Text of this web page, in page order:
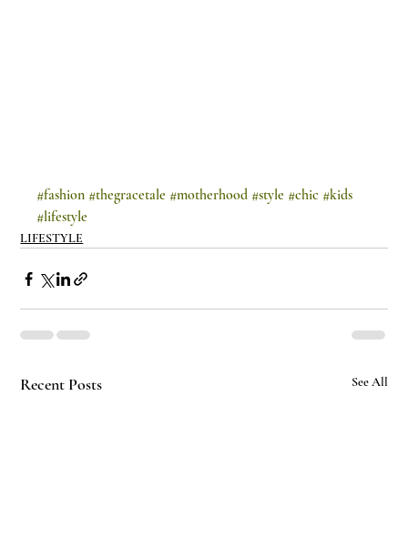
#fashion #thegracetale #motherhood #style #chic #kids
#lifestyle
LIFESTYLE
Recent Posts See All